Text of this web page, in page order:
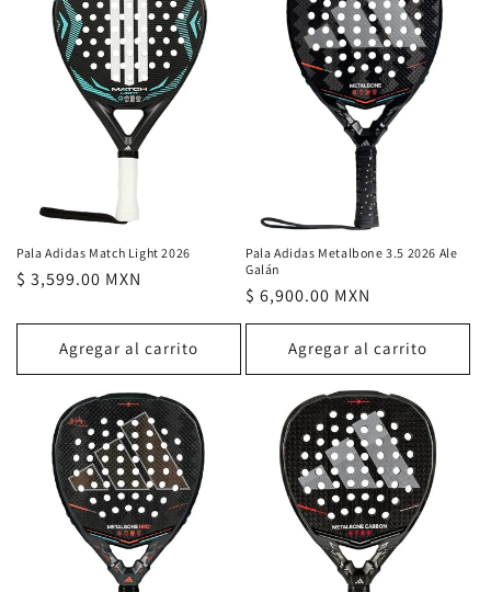
Pala Adidas Match Light 2026
Precio
$ 3,599.00 MXN
Agregar al carrito
Pala Adidas Metalbone 3.5 2026 Ale
Galán
Precio
habitual
$ 6,900.00 MXN
Agregar al carrito